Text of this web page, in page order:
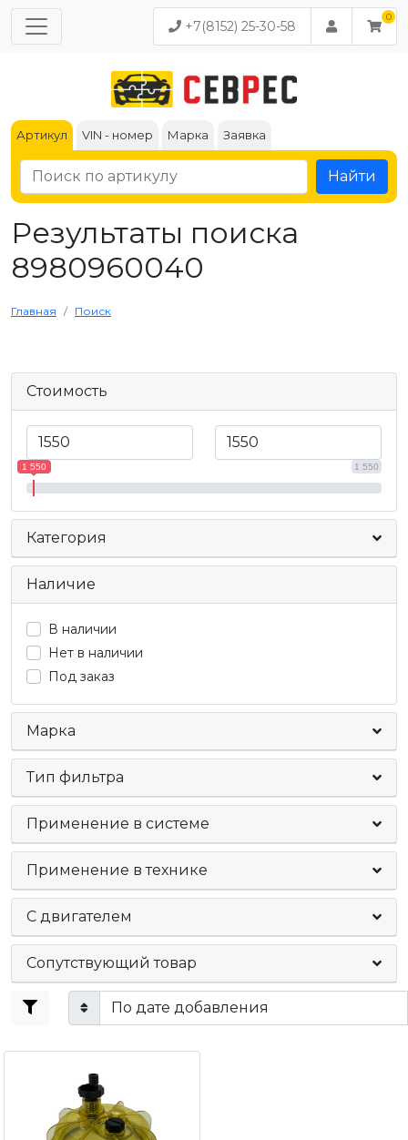
+7(8152) 25-30-58
Артикул VIN - номер Марка Заявка
Найти
Результаты поиска
8980960040
Главная Поиск
Стоимость
1 550
1 550
Наличие
В наличии
Нет в наличии
Под заказ
Марка
Тип фильтра
Применение в системе
Применение в технике
C двигателем
Сопутствующий товар
Категория